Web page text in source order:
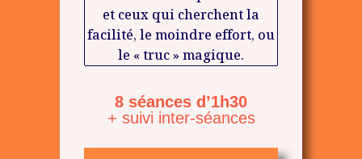
et ceux qui cherchent la
facilité, le moindre effort, ou
le « truc » magique.
8 séances d’1h30
+ suivi inter-séances